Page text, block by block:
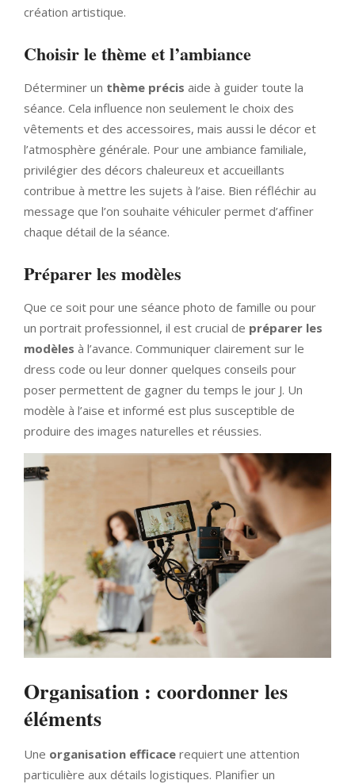
création artistique.
Choisir le thème et l’ambiance
Déterminer un thème précis aide à guider toute la
séance. Cela influence non seulement le choix des
vêtements et des accessoires, mais aussi le décor et
l’atmosphère générale. Pour une ambiance familiale,
privilégier des décors chaleureux et accueillants
contribue à mettre les sujets à l’aise. Bien réfléchir au
message que l’on souhaite véhiculer permet d’affiner
chaque détail de la séance.
Préparer les modèles
Que ce soit pour une séance photo de famille ou pour
un portrait professionnel, il est crucial de préparer les
modèles à l’avance. Communiquer clairement sur le
dress code ou leur donner quelques conseils pour
poser permettent de gagner du temps le jour J. Un
modèle à l’aise et informé est plus susceptible de
produire des images naturelles et réussies.
Organisation : coordonner les
éléments
Une organisation efficace requiert une attention
particulière aux détails logistiques. Planifier un